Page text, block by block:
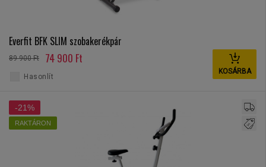
Everfit BFK SLIM szobakerékpár
89 900 Ft 74 900 Ft
KOSÁRBA
Hasonlít
-21%
RAKTÁRON